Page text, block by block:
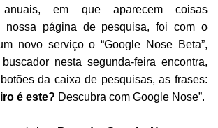
anuais, em que aparecem coisas
nossa página de pesquisa, foi com o
novo serviço o “Google Nose Beta”,
nesta segunda-feira encontra,
da caixa de pesquisas, as frases:
é este? Descubra com Google Nose”.